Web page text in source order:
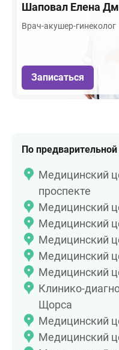
Шаповал Елена
Врач-акушер-гинеколог
Записаться
По
Медицинский
проспекте
Медицинский
Медицинский
Медицинский
Медицинский
Медицинский
Клинико-
Щорса
Медицинский
Медицинский